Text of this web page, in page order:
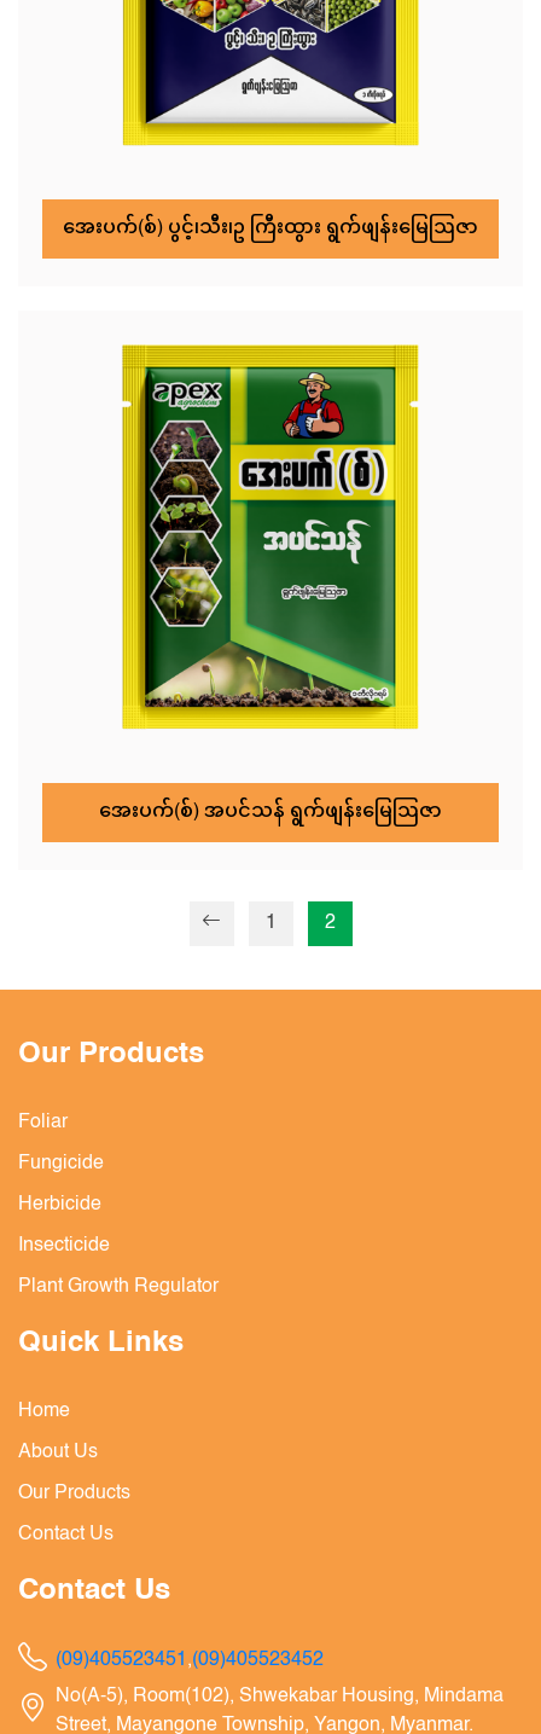
အေးပက်(စ်) ပွင့်၊သီး၊ဥ ကြီးထွား ရွက်ဖျန်းမြေဩဇာ
အေးပက်(စ်) အပင်သန် ရွက်ဖျန်းမြေဩဇာ
1 2
Our Products
Foliar
Fungicide
Herbicide
Insecticide
Plant Growth Regulator
Quick Links
Home
About Us
Our Products
Contact Us
Contact Us
(09)405523451 ,(09)405523452
No(A-5), Room(102), Shwekabar Housing, Mindama
Street, Mayangone Township, Yangon, Myanmar.